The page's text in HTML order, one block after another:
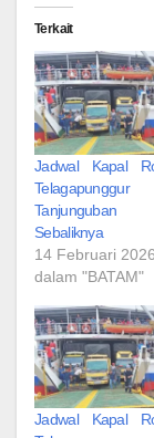
Terkait
Jadwal Kapal
Sebaliknya
14 Februari 2026
dalam "BATAM"
Jadwal Kapal